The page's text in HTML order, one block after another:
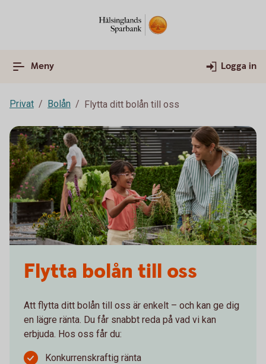
Meny Logga in
Privat Bolån Flytta ditt bolån till oss
Flytta bolån till oss
Att flytta ditt bolån till oss är enkelt – och kan ge dig
en lägre ränta. Du får snabbt reda på vad vi kan
erbjuda. Hos oss får du:
Konkurrenskraftig ränta